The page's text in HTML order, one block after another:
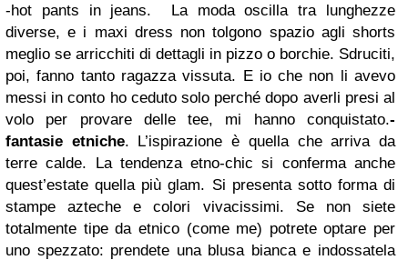
-hot pants in jeans.
La moda oscilla tra lunghezze
diverse, e i maxi dress non tolgono spazio agli shorts
meglio se arricchiti di dettagli in pizzo o borchie. Sdruciti,
poi, fanno tanto ragazza vissuta. E io che non li avevo
messi in conto ho ceduto solo perché dopo averli presi al
volo per provare delle tee, mi hanno conquistato.-
fantasie etniche. L’ispirazione è quella che arriva da
terre calde. La tendenza etno-chic si conferma anche
quest’estate quella più glam. Si presenta sotto forma di
stampe azteche e colori vivacissimi. Se non siete
totalmente tipe da etnico (come me) potrete optare per
uno spezzato: prendete una blusa bianca e indossatela